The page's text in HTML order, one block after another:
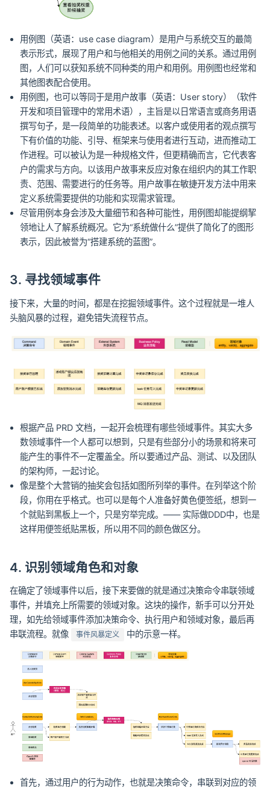
用例图（英语：use case diagram）是用户与系统交互的最简
表示形式，展现了用户和与他相关的用例之间的关系。通过用例
图，人们可以获知系统不同种类的用户和用例。用例图也经常和
其他图表配合使用。
用例图，也可以等同于是用户故事（英语：User story）（软件
开发和项目管理中的常用术语），主旨是以日常语言或商务用语
撰写句子，是一段简单的功能表述。以客户或使用者的观点撰写
下有价值的功能、引导、框架来与使用者进行互动，进而推动工
作进程。可以被认为是一种规格文件，但更精确而言，它代表客
户的需求与方向。以该用户故事来反应对象在组织内的其工作职
责、范围、需要进行的任务等。用户故事在敏捷开发方法中用来
定义系统需要提供的功能和实现需求管理。
尽管用例本身会涉及大量细节和各种可能性，用例图却能提纲挈
领地让人了解系统概况。它为“系统做什么”提供了简化了的图形
表示，因此被誉为“搭建系统的蓝图”。
3. 寻找领域事件
接下来，大量的时间，都是在挖掘领域事件。这个过程就是一堆人
头脑风暴的过程，避免错失流程节点。
根据产品 PRD 文档，一起开会梳理有哪些领域事件。其实大多
数领域事件一个人都可以想到，只是有些部分小的场景和将来可
能产生的事件不一定覆盖全。所以要通过产品、测试、以及团队
的架构师，一起讨论。
像是整个大营销的抽奖会包括如图所列举的事件。在列举这个阶
段，你用在乎格式。也可以是每个人准备好黄色便签纸，想到一
个就贴到黑板上一个，只是穷举完成。—— 实际做DDD中，也是
这样用便签纸贴黑板，所以用不同的颜色做区分。
4. 识别领域角色和对象
在确定了领域事件以后，接下来要做的就是通过决策命令串联领域
事件，并填充上所需要的领域对象。这块的操作，新手可以分开处
理，如先给领域事件添加决策命令、执行用户和领域对象，最后再
串联流程。就像
事件风暴定义 中的示意一样。
首先，通过用户的行为动作，也就是决策命令，串联到对应的领